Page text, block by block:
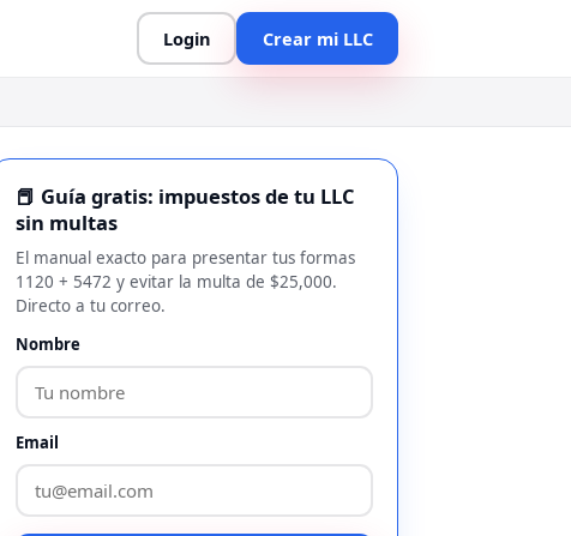
Login Crear mi LLC
📕 Guía gratis: impuestos de tu LLC
sin multas
El manual exacto para presentar tus formas
1120 + 5472 y evitar la multa de $25,000.
Directo a tu correo.
Nombre
Email